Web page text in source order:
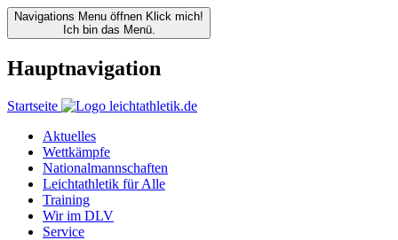
Navigations Menu öffnen Klick mich!
Ich bin das Menü.
Hauptnavigation
Startseite
Aktuelles
Wettkämpfe
Nationalmannschaften
Leichtathletik für Alle
Training
Wir im DLV
Service